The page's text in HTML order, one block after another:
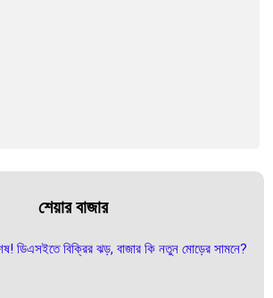
শেয়ার বাজার
ডিএসইতে বিক্রির ঝড়, বাজার কি নতুন মোড়ের সামনে?